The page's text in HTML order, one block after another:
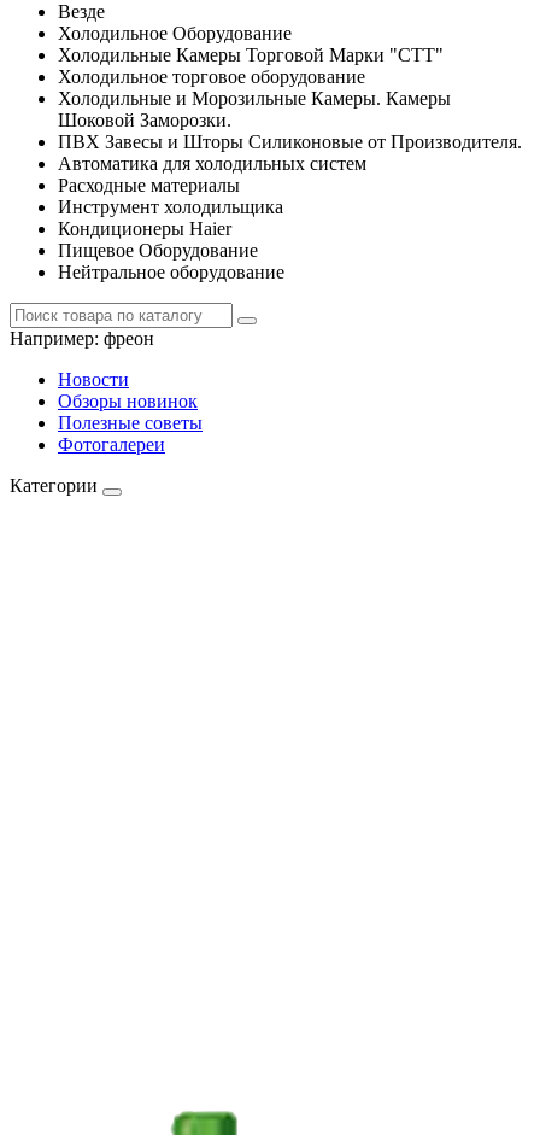
Везде
Холодильное Оборудование
Холодильные Камеры Торговой Марки "СТТ"
Холодильное торговое оборудование
Холодильные и Морозильные Камеры. Камеры
Шоковой Заморозки.
ПВХ Завесы и Шторы Силиконовые от Производителя.
Автоматика для холодильных систем
Расходные материалы
Инструмент холодильщика
Кондиционеры Haier
Пищевое Оборудование
Нейтральное оборудование
Например: фреон
Новости
Обзоры новинок
Полезные советы
Фотогалереи
Категории